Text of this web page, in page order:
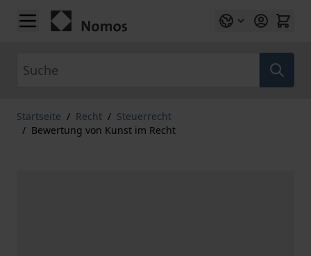
Zum Inhalt springen
Startseite / Recht / Steuerrecht
/ Bewertung von Kunst im Recht